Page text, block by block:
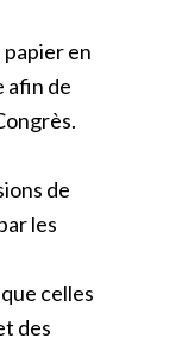
en
afin de
de
les
celles
des